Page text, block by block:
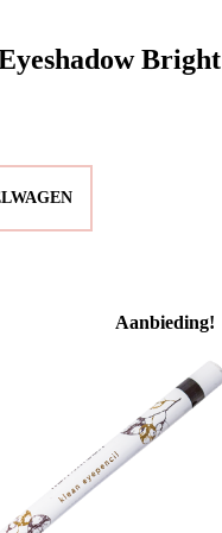
Bright
Aanbieding!